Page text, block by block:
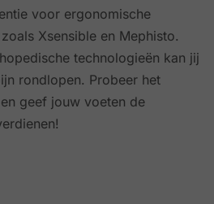
voor ergonomische
Xsensible en Mephisto.
technologieën kan jij
rondlopen. Probeer het
geef jouw voeten de